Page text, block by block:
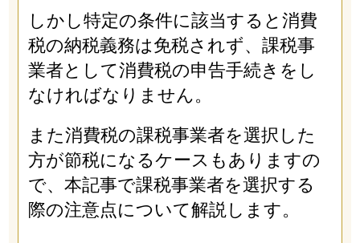
しかし特定の条件に該当すると消費
税の納税義務は免税されず、課税事
業者として消費税の申告手続きをし
なければなりません。
また消費税の課税事業者を選択した
方が節税になるケースもありますの
で、本記事で課税事業者を選択する
際の注意点について解説します。